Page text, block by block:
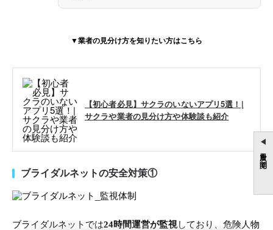
目次を開く
▼業者の見分け方を知りたい方はこちら
【初心者必見】サクラのいないアプリ5選！|
サクラや業者の見分け方や体験談も紹介
ブライダルネットの安全対策①
ブライダルネットでは24時間運営が監視しており、危険人物